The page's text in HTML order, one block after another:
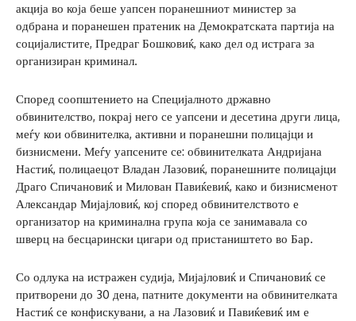
акција во која беше уапсен поранешниот министер за
одбрана и поранешен пратеник на Демократската партија на
социјалистите, Предраг Бошковиќ, како дел од истрага за
организиран криминал.
Според соопштението на Специјалното државно
обвинителство, покрај него се уапсени и десетина други лица,
меѓу кои обвинителка, активни и поранешни полицајци и
бизнисмени. Меѓу уапсените се: обвинителката Андријана
Настиќ, полицаецот Владан Лазовиќ, поранешните полицајци
Драго Спичановиќ и Милован Павиќевиќ, како и бизнисменот
Александар Мијајловиќ, кој според обвинителството е
организатор на криминална група која се занимавала со
шверц на бесцарински цигари од пристаништето во Бар.
Со одлука на истражен судија, Мијајловиќ и Спичановиќ се
притворени до 30 дена, патните документи на обвинителката
Настиќ се конфискувани, а на Лазовиќ и Павиќевиќ им е